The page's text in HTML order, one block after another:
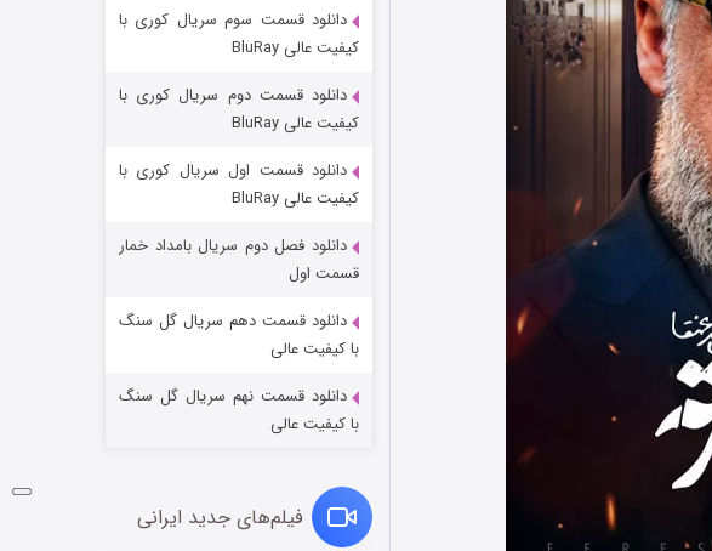
مردگان متحرک: شهر مرده ۳
قسمت ۲ (زیرنویس) منتشر شد
دانلود قسمت سوم سریال کوری با
کیفیت عالی BluRay
دانلود قسمت دوم سریال کوری با
کیفیت عالی BluRay
دانلود قسمت اول سریال کوری با
کیفیت عالی BluRay
دانلود فصل دوم سریال بامداد خمار
قسمت اول
دانلود قسمت دهم سریال گل سنگ
با کیفیت عالی
دانلود قسمت نهم سریال گل سنگ
با کیفیت عالی
فیلم‌های جدید ایرانی